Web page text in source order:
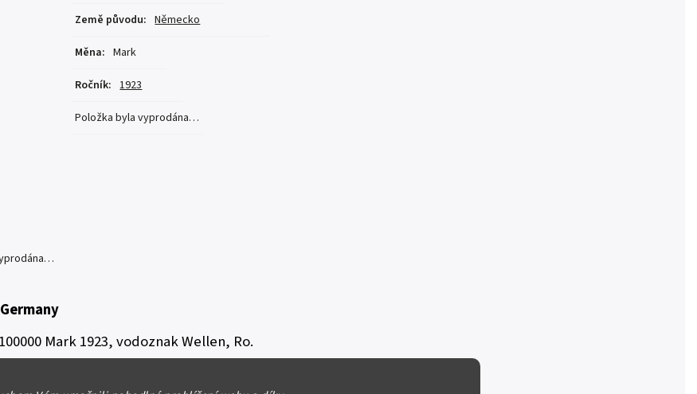
Země původu: Německo
Měna: Mark
Ročník: 1923
Položka byla vyprodána…
Mark 1923, vodoznak Wellen, Ro.